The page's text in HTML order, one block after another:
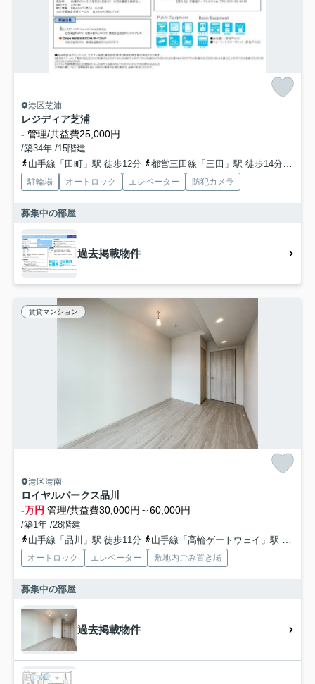
港区芝浦
レジディア芝浦
- 管理/共益費25,000円
/築34年 /15階建
山手線「田町」駅 徒歩12分
都営三田線「三田」駅 徒歩14分
駐輪場 オートロック エレベーター 防犯カメラ
募集中の部屋
過去掲載物件
賃貸マンション
港区港南
ロイヤルパークス品川
-万円 管理/共益費30,000円～60,000円
/築1年 /28階建
山手線「品川」駅 徒歩11分
山手線「高輪ゲートウェイ」駅 徒歩12分
オートロック エレベーター 敷地内ごみ置き場
募集中の部屋
過去掲載物件